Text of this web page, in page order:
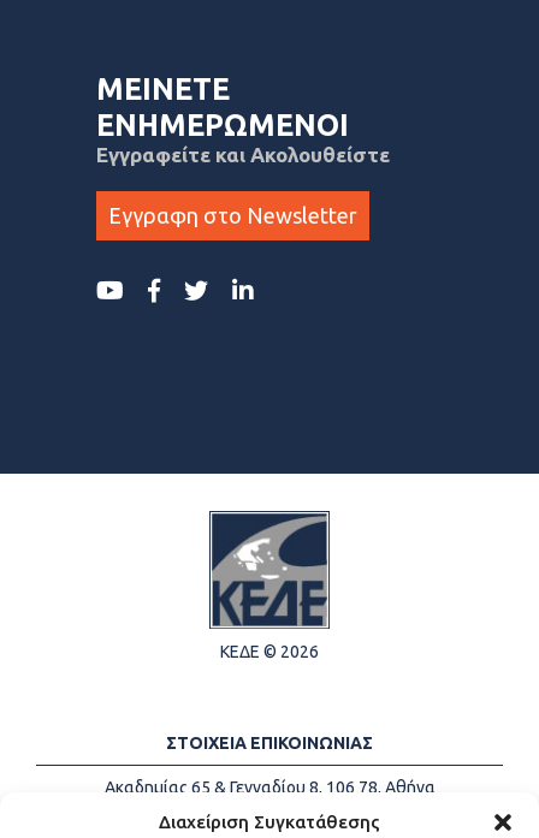
Διαχείριση Συγκατάθεσης
ΜΕΙΝΕΤΕ
ΕΝΗΜΕΡΩΜΕΝΟΙ
Εγγραφείτε και Ακολουθείστε
Εγγραφη στο Newsletter
ΚΕΔΕ © 2026
ΣΤΟΙΧΕΙΑ ΕΠΙΚΟΙΝΩΝΙΑΣ
Ακαδημίας 65 & Γενναδίου 8, 106 78, Αθήνα
Τηλέφωνα:
+30 213-2147500